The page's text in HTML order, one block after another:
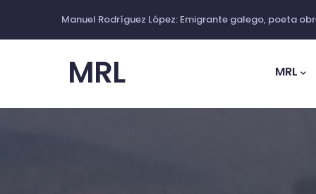
Manuel Rodríguez López: Emigrante galego, poeta
MRL